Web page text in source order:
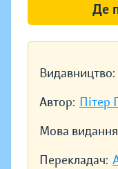
Видавництво:
Автор: Пітер
Мова
Перекладач:
Де